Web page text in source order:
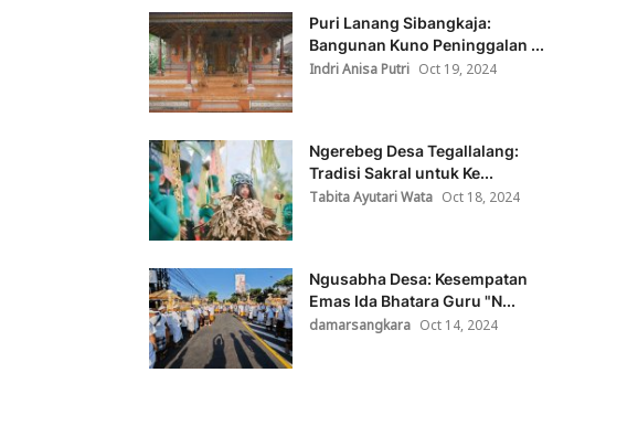
Puri Lanang Sibangkaja:
Bangunan Kuno Peninggalan ...
Indri Anisa Putri Oct 19, 2024
Ngerebeg Desa Tegallalang:
Tradisi Sakral untuk Ke...
Tabita Ayutari Wata Oct 18, 2024
Ngusabha Desa: Kesempatan
Emas Ida Bhatara Guru "N...
damarsangkara Oct 14, 2024